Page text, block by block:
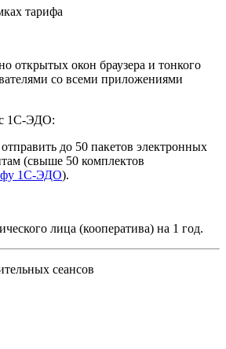
тарифа
открытых окон браузера и тонкого
со всеми приложениями
1С-ЭДО:
до 50 пакетов электронных
(свыше 50 комплектов
1С-ЭДО).
лица (кооператива) на 1 год.
сеансов